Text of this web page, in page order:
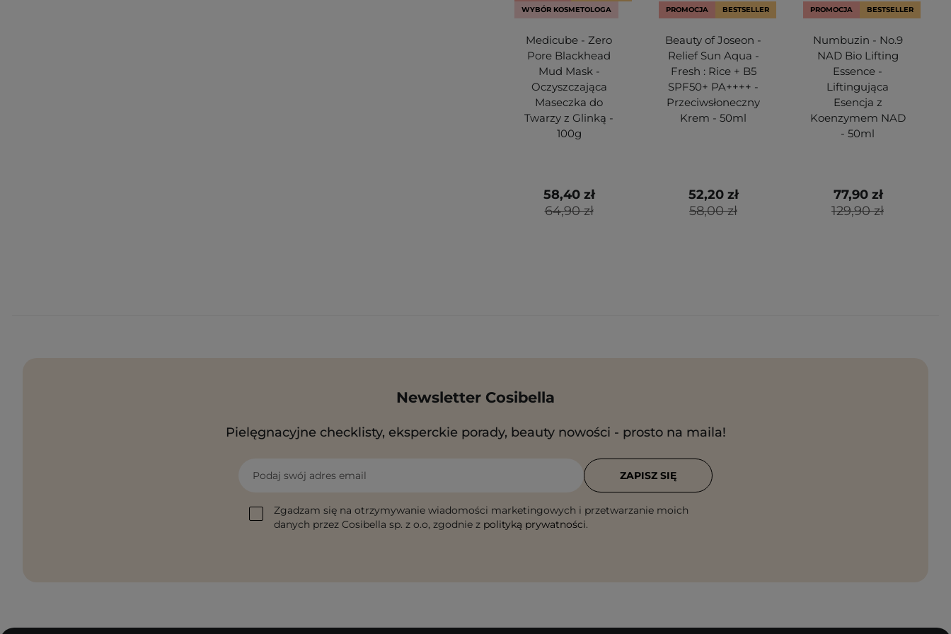
WYBÓR KOSMETOLOGA
Medicube - Zero
Pore Blackhead
Mud Mask -
Oczyszczająca
Maseczka do
Twarzy z Glinką -
100g
64,90 zł
58,40 zł
PROMOCJA BESTSELLER
Beauty of Joseon -
Relief Sun Aqua -
Fresh : Rice + B5
SPF50+ PA++++ -
Przeciwsłoneczny
Krem - 50ml
58,00 zł
52,20 zł
PROMOCJA BESTSELLER
Numbuzin - No.9
NAD Bio Lifting
Essence -
Liftingująca
Esencja z
Koenzymem NAD
- 50ml
129,90 zł
77,90 zł
Newsletter Cosibella
Pielęgnacyjne checklisty, eksperckie porady, beauty nowości - prosto na maila!
Podaj swój adres email
Zgadzam się na otrzymywanie wiadomości marketingowych i przetwarzanie moich
danych przez Cosibella sp. z o.o, zgodnie z polityką prywatności.
ZAPISZ SIĘ